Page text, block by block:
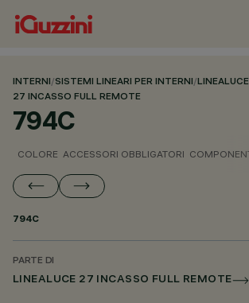
INTERNI/SISTEMI LINEARI PER INTERNI/
27 INCASSO FULL REMOTE
794C
COLORE ACCESSORI OBBLIGATORI
794C
PARTE DI
LINEALUCE 27 INCASSO FULL REMOTE